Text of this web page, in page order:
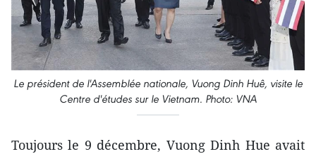
Le président de l'Assemblée nationale, Vuong Dinh Huê, visite le
Centre d'études sur le Vietnam. Photo: VNA
Toujours le 9 décembre, Vuong Dinh Hue avait